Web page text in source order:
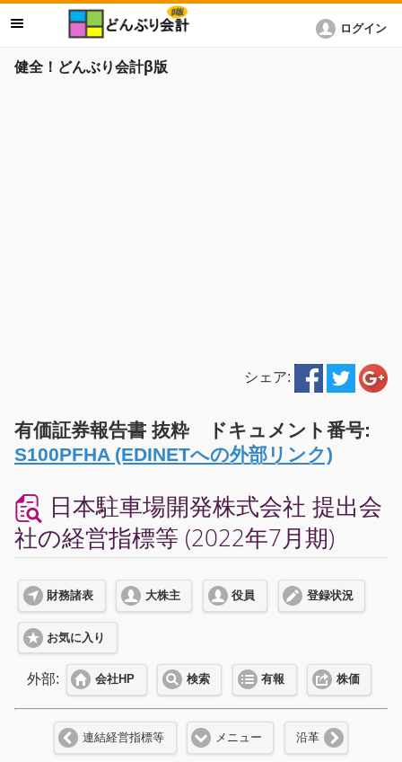
健全！どんぶり会計β版
ログイン
シェア:
有価証券報告書 抜粋 ドキュメント番号:
S100PFHA (EDINETへの外部リンク)
日本駐車場開発株式会社 提出会
社の経営指標等 (2022年7月期)
財務諸表 大株主 役員 登録状況
お気に入り
外部: 会社HP 検索 有報 株価
連結経営指標等 メニュー 沿革